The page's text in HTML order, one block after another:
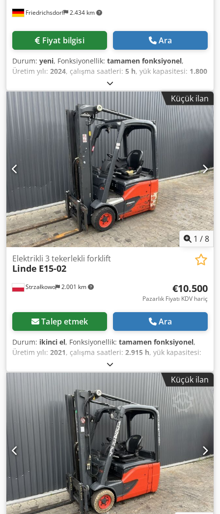
Friedrichsdorf 2.434 km
Fiyat bilgisi Ara
Durum: yeni, Fonksiyonellik: tamamen fonksiyonel,
Üretim yılı: 2024, çalışma saatleri: 5 h, yük kapasitesi: 1.800
4.750 mm
mm, yakıt türü:elektrikli, direk tipi:triplex, inşaat
yüksekliği:
2.130 mm 6 kW (8,16 bg), fork taşıyıcı
genişliği:
902 mm, çatalların uzunluğu: 1.200 mm, boş
ağırlık:
3.250 kg , toplam uzunluk:1.991 mm, çekiş tipi:
Elektro
, inşaat genişliği:1.090 mm, Elektrikli 3 tekerlekli
forklift Yük ağırlık merkezi: 500 Çatal genişliği: 100 mm
Çatal kalınlığı: 35 mm ISO sınıfı: ISO sınıfı 2 = 1.000 - 2.500
kg Direk tipi: Tripleks Crjdpfx Abjw N Tp Nspef Hız sınıfı: 15
Durum: Yeni makine Teknik durum: Yeni Ön lastik tipi:
Süperelastik Ön lastikler Boyut: 18x7-8 Ön lastikler Durum:
Yeni Arka lastikler Tip: Süperelastik Arka lastikler Boyut:
15x4-5-8 Arka lastikler Durum: Yeni Akü Volt: 48V Akü Ah:
625Ah Pil Üreticisi: Midac Pil Türü: PzS Batarya yapım yılı:
2024 Pil Durumu: Yeni Sideshift, 3. valf, 4. valf, Arka
çalışma lambaları, Ön çalışma lambaları, Tam serbest
kaldırma, CE Sertifikası, İç ayna, Döner tepe lambası,
Küçük ilan
1 /8
Strzałkowo 2.001 km
Elektrikli 3 tekerlekli forklift
Linde E15-02
€10.500
Pazarlık Fiyatı KDV hariç
Talep etmek Ara
Durum: ikinci el, Fonksiyonellik: tamamen fonksiyonel,
Üretim yılı: 2021, çalışma saatleri: 2.915 h, yük kapasitesi:
, kaldırma yüksekliği:4.625 mm
1.519 mm, yakıt türü:elektrikli, direk tipi:triplex, inşaat
yüksekliği:
2.121 mm
, Elektrikli 3
Tekerlekli Forklift ISO Sınıfı: ISO Sınıf 2 = 1.000 - 2.500 kg
Direk tipi: Triplex Durum: Kullanıma hazır ve tam çalışır
durumda Crodpfx Abszgzi Repsf Teknik durum: iyi Batarya
Voltajı: 24V Batarya üretim yılı: 2021 Yan kaydırıcı, 3. valf,
Küçük ilan